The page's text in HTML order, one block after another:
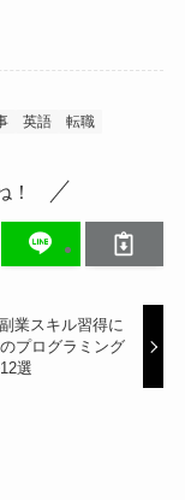
英語 転職
！
業スキル習得に
プログラミング
選